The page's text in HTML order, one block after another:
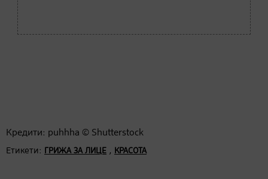
Кредити: puhhha © Shutterstock
Етикети: ГРИЖА ЗА ЛИЦЕ , КРАСОТА